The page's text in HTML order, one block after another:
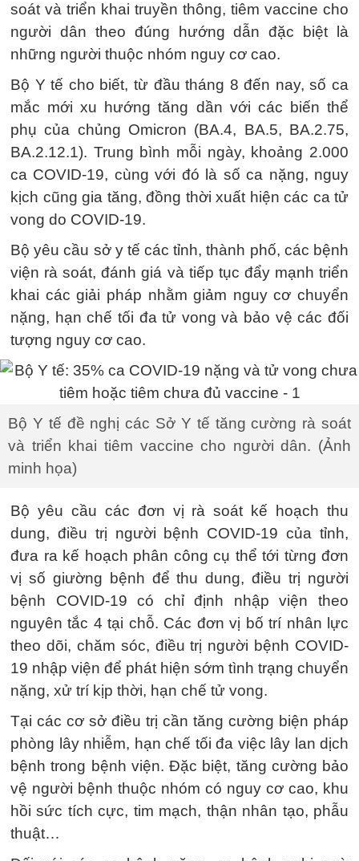
soát và triển khai truyền thông, tiêm vaccine cho
người dân theo đúng hướng dẫn đặc biệt là
những người thuộc nhóm nguy cơ cao.
Bộ Y tế cho biết, từ đầu tháng 8 đến nay, số ca
mắc mới xu hướng tăng dần với các biến thể
phụ của chủng Omicron (BA.4, BA.5, BA.2.75,
BA.2.12.1). Trung bình mỗi ngày, khoảng 2.000
ca COVID-19, cùng với đó là số ca nặng, nguy
kịch cũng gia tăng, đồng thời xuất hiện các ca tử
vong do COVID-19.
Bộ yêu cầu sở y tế các tỉnh, thành phố, các bệnh
viện rà soát, đánh giá và tiếp tục đẩy mạnh triển
khai các giải pháp nhằm giảm nguy cơ chuyển
nặng, hạn chế tối đa tử vong và bảo vệ các đối
tượng nguy cơ cao.
Bộ Y tế đề nghị các Sở Y tế tăng cường rà soát
và triển khai tiêm vaccine cho người dân. (Ảnh
minh họa)
Bộ yêu cầu các đơn vị rà soát kế hoạch thu
dung, điều trị người bệnh COVID-19 của tỉnh,
đưa ra kế hoạch phân công cụ thể tới từng đơn
vị số giường bệnh để thu dung, điều trị người
bệnh COVID-19 có chỉ định nhập viện theo
nguyên tắc 4 tại chỗ. Các đơn vị bố trí nhân lực
theo dõi, chăm sóc, điều trị người bệnh COVID-
19 nhập viện để phát hiện sớm tình trạng chuyển
nặng, xử trí kịp thời, hạn chế tử vong.
Tại các cơ sở điều trị cần tăng cường biện pháp
phòng lây nhiễm, hạn chế tối đa việc lây lan dịch
bệnh trong bệnh viện. Đặc biệt, tăng cường bảo
vệ người bệnh thuộc nhóm có nguy cơ cao, khu
hồi sức tích cực, tim mạch, thận nhân tạo, phẫu
thuật…